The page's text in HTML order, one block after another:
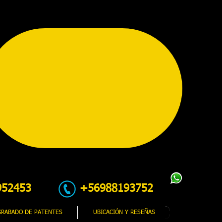
+56988193752
DE PATENTES UBICACIÓN Y RESEÑAS